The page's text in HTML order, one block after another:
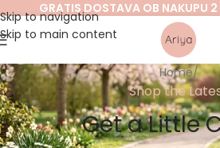
Skip to navigation
Skip to main content
GRATIS DOSTAVA OB NAKUPU 2
Home/
Shop the
Get a Little